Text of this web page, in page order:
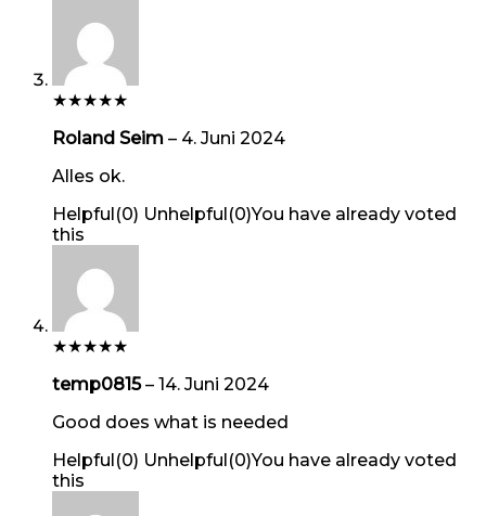
★★★★★
Roland Seim – 4. Juni 2024
Alles ok.
Helpful(0) Unhelpful(0)You have already voted
this
★★★★★
temp0815– 14. Juni 2024
Good does what is needed
Helpful(0) Unhelpful(0)You have already voted
this